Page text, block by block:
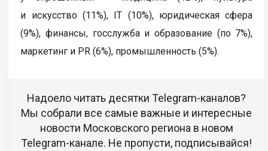
и искусство (11%), IT (10%), юридическая сфера
(9%), финансы, госслужба и образование (по 7%),
маркетинг и PR (6%), промышленность (5%).
Надоело читать десятки Telegram-каналов?
Мы собрали все самые важные и интересные
новости Московского региона в новом
Telegram-канале. Не пропусти, подписывайся!